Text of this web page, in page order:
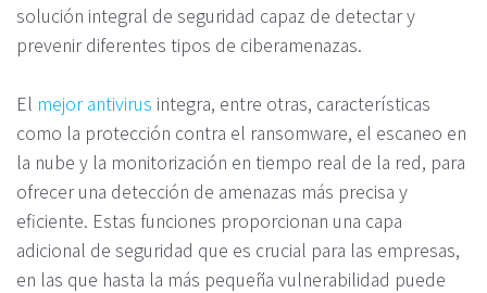
solución integral de seguridad capaz de detectar y
prevenir diferentes tipos de ciberamenazas.
El mejor antivirus integra, entre otras, características
como la protección contra el ransomware, el escaneo en
la nube y la monitorización en tiempo real de la red, para
ofrecer una detección de amenazas más precisa y
eficiente. Estas funciones proporcionan una capa
adicional de seguridad que es crucial para las empresas,
en las que hasta la más pequeña vulnerabilidad puede